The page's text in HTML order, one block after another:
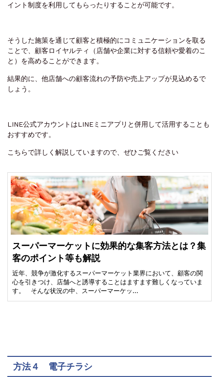
イント制度を利用してもらったりすることが可能です。
そうした施策を通じて顧客と積極的にコミュニケーションを取る
ことで、顧客ロイヤルティ（店舗や企業に対する信頼や愛着のこ
と）を高めることができます。
結果的に、他店舗への顧客流れの予防や売上アップが見込めるで
しょう。
LINE公式アカウントはLINEミニアプリと併用して活用することも
おすすめです。
こちらで詳しく解説していますので、ぜひご覧ください
スーパーマーケットに効果的な集客方法とは？集
客のポイント等も解説
近年、競争が激化するスーパーマーケット業界において、顧客の関
心を引きつけ、店舗へと誘導することはますます難しくなっていま
す。 そんな状況の中、スーパーマーケッ…
方法４ 電子チラシ